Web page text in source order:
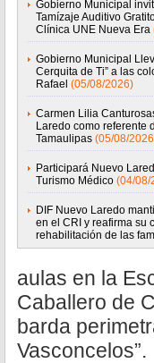
Gobierno Municipal
Tamízaje Auditivo
Clínica UNE Nueva Era
Gobierno Municipal
Cerquita de Ti” a las
Rafael (05/08/2026)
Carmen Lilia
Laredo como referente
Tamaulipas (05/08/
Participará Nuevo
Turismo Médico (04/08/
DIF Nuevo Laredo
en el CRI y reafirma su
rehabilitación de las
aulas en la
Caballero de
barda
Vasconcelos”.